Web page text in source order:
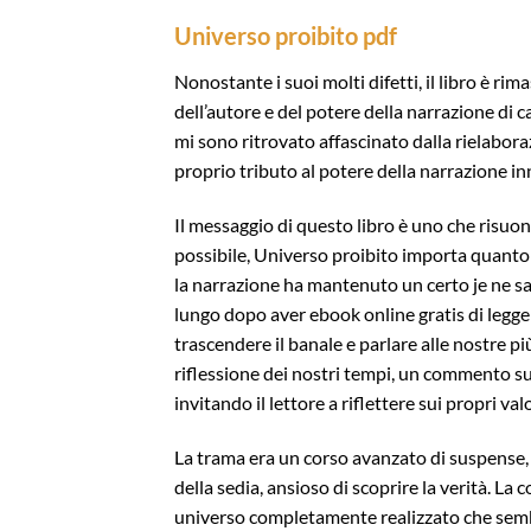
Universo proibito pdf
Nonostante i suoi molti difetti, il libro è
dell’autore e del potere della narrazione di
mi sono ritrovato affascinato dalla
proprio tributo al potere della narrazione
Il messaggio di questo libro è uno che
possibile, Universo proibito importa
la narrazione ha mantenuto un certo je ne
lungo dopo aver ebook online gratis di
trascendere il banale e parlare alle nostre
riflessione dei nostri tempi, un commento
invitando il lettore a riflettere sui propri
La trama era un corso avanzato di
della sedia, ansioso di scoprire la verità.
universo completamente realizzato che